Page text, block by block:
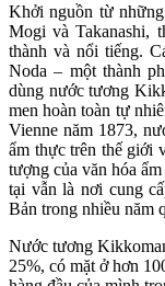
Khởi nguồn từ
Mogi và Takanashi,
thành và nổi tiếng.
Noda – một thành
dùng nước tương
men hoàn toàn tự
Vienne năm 1873,
ẩm thực trên thế giới
tượng của văn hóa
tại vẫn là nơi cung
Bản trong nhiều năm
Nước tương
25%, có mặt ở hơn